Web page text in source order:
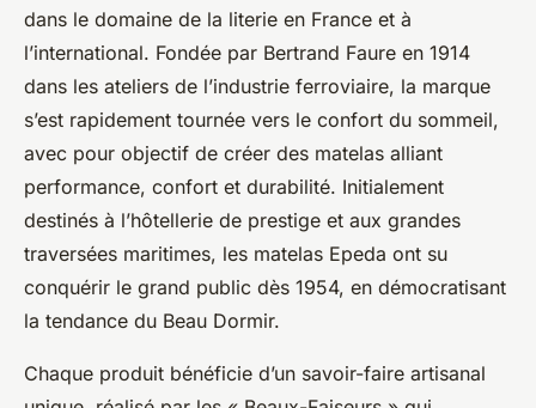
dans le domaine de la literie en France et à
l’international. Fondée par Bertrand Faure en 1914
dans les ateliers de l’industrie ferroviaire, la marque
s’est rapidement tournée vers le confort du sommeil,
avec pour objectif de créer des matelas alliant
performance, confort et durabilité. Initialement
destinés à l’hôtellerie de prestige et aux grandes
traversées maritimes, les matelas Epeda ont su
conquérir le grand public dès 1954, en démocratisant
la tendance du Beau Dormir.
Chaque produit bénéficie d’un savoir-faire artisanal